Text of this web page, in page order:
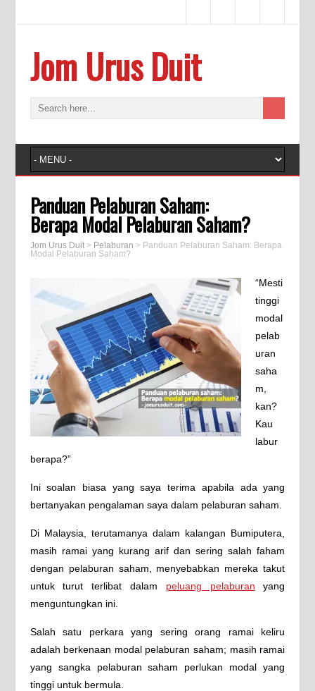
Jom Urus Duit
Panduan Pelaburan Saham:
Berapa Modal Pelaburan Saham?
Jom Urus Duit> Pelaburan > Panduan Pelaburan Saham: Berapa
Modal Pelaburan Saham?
“Mesti
tinggi
modal
pelab
uran
saha
m,
kan?
Kau
labur
berapa?”
Ini soalan biasa yang saya terima apabila ada yang
bertanyakan pengalaman saya dalam pelaburan saham.
Di Malaysia, terutamanya dalam kalangan Bumiputera,
masih ramai yang kurang arif dan sering salah faham
dengan pelaburan saham, menyebabkan mereka takut
untuk turut terlibat dalam peluang pelaburan yang
menguntungkan ini.
Salah satu perkara yang sering orang ramai keliru
adalah berkenaan modal pelaburan saham; masih ramai
yang sangka pelaburan saham perlukan modal yang
tinggi untuk bermula.